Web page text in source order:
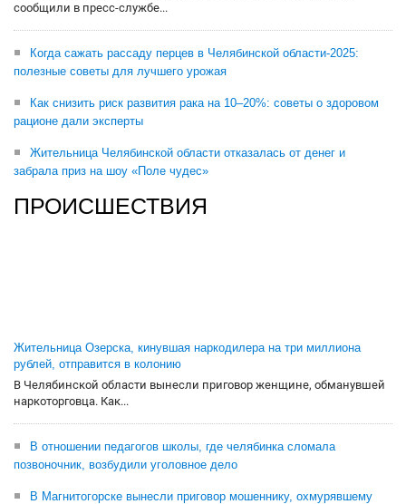
сообщили в пресс-службе...
Когда сажать рассаду перцев в Челябинской области-2025:
полезные советы для лучшего урожая
Как снизить риск развития рака на 10–20%: советы о здоровом
рационе дали эксперты
Жительница Челябинской области отказалась от денег и
забрала приз на шоу «Поле чудес»
ПРОИСШЕСТВИЯ
Жительница Озерска, кинувшая наркодилера на три миллиона
рублей, отправится в колонию
В Челябинской области вынесли приговор женщине, обманувшей
наркоторговца. Как...
В отношении педагогов школы, где челябинка сломала
позвоночник, возбудили уголовное дело
В Магнитогорске вынесли приговор мошеннику, охмурявшему